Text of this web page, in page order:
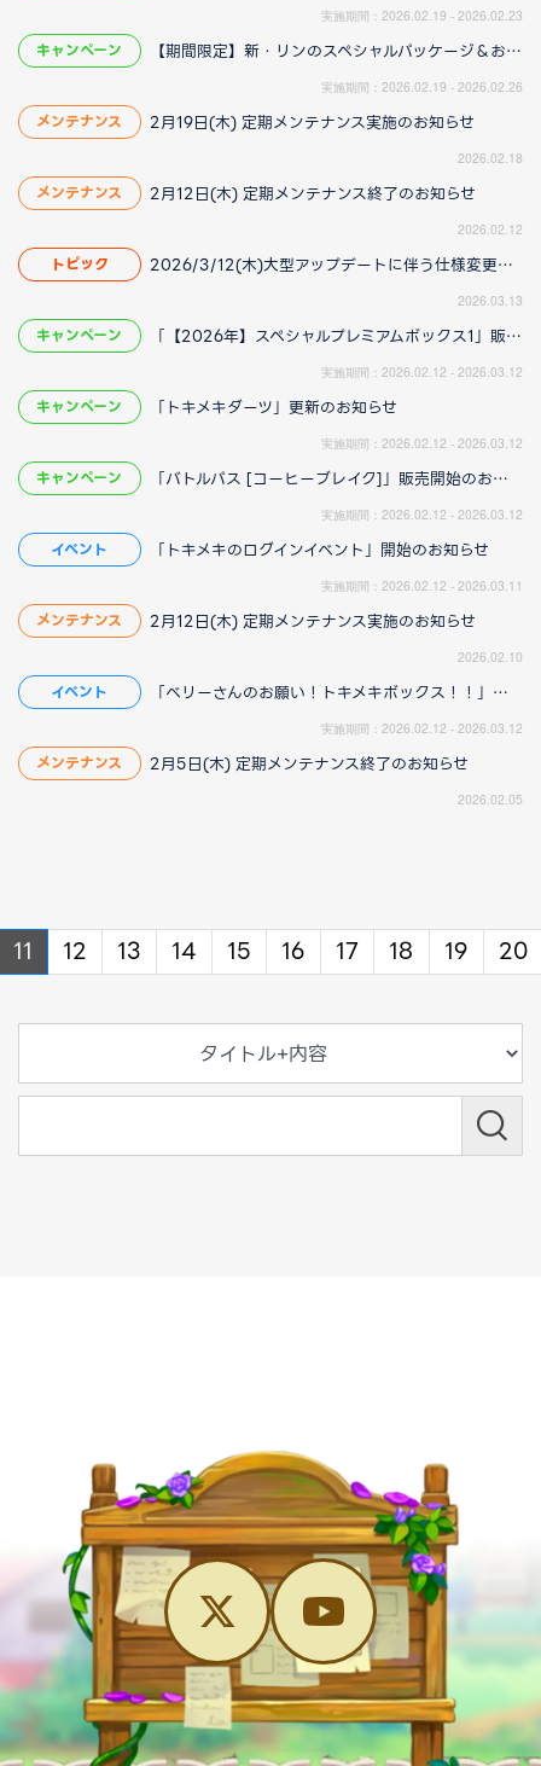
実施期間：2026.02.19 - 2026.02.23
キャンペーン 【期間限定】新・リンのスペシャルパッケージ＆お役立ちアイテムが登場！
実施期間：2026.02.19 - 2026.02.26
メンテナンス 2月19日(木) 定期メンテナンス実施のお知らせ
2026.02.18
メンテナンス 2月12日(木) 定期メンテナンス終了のお知らせ
2026.02.12
トピック 2026/3/12(木)大型アップデートに伴う仕様変更のお知らせ(2026/3/13更新)
2026.03.13
キャンペーン 「【2026年】スペシャルプレミアムボックス1」販売開始のお知らせ
実施期間：2026.02.12 - 2026.03.12
キャンペーン 「トキメキダーツ」更新のお知らせ
実施期間：2026.02.12 - 2026.03.12
キャンペーン 「バトルパス [コーヒーブレイク]」販売開始のお知らせ
実施期間：2026.02.12 - 2026.03.12
イベント 「トキメキのログインイベント」開始のお知らせ
実施期間：2026.02.12 - 2026.03.11
メンテナンス 2月12日(木) 定期メンテナンス実施のお知らせ
2026.02.10
イベント 「ベリーさんのお願い！トキメキボックス！！」開始のお知らせ
実施期間：2026.02.12 - 2026.03.12
メンテナンス 2月5日(木) 定期メンテナンス終了のお知らせ
2026.02.05
11 12 13 14 15 16 17 18 19 20